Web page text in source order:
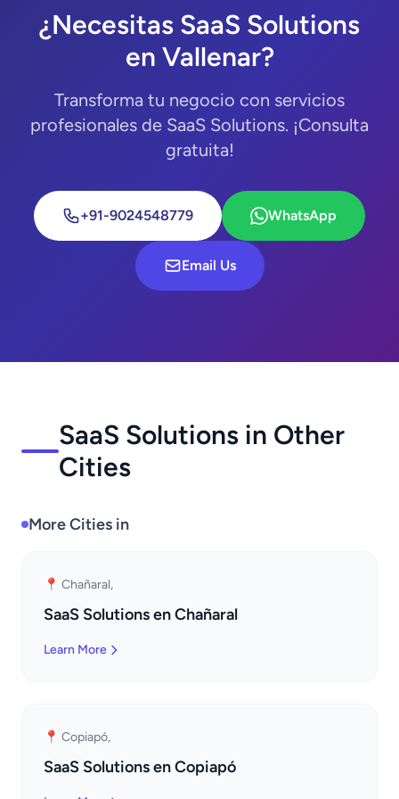
¿Necesitas SaaS Solutions
en Vallenar?
Transforma tu negocio con servicios
profesionales de SaaS Solutions. ¡Consulta
gratuita!
+91-9024548779 WhatsApp
Email Us
SaaS Solutions in Other
Cities
More Cities in
📍 Chañaral,
SaaS Solutions en Chañaral
Learn More
📍 Copiapó,
SaaS Solutions en Copiapó